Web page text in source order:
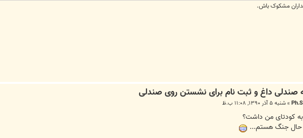
مشکوک باش.
»شنبه ۵ آذر ۱۳۹۰, ۱۱:۰۸ ب.ظ
کودتای من داشت؟
حال جنگ هستم...